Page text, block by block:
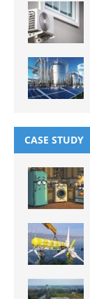
CASE STUDY